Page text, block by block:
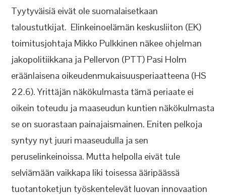
Tyytyväisiä eivät ole suomalaisetkaan
taloustutkijat. Elinkeinoelämän keskusliiton (EK)
toimitusjohtaja Mikko Pulkkinen näkee ohjelman
jakopolitiikkana ja Pellervon (PTT) Pasi Holm
eräänlaisena oikeudenmukaisuusperiaatteena (HS
22.6). Yrittäjän näkökulmasta tämä periaate ei
oikein toteudu ja maaseudun kuntien näkökulmasta
se on suorastaan painajaismainen. Eniten pelkoja
syntyy nyt juuri maaseudulla ja sen
peruselinkeinoissa. Mutta helpolla eivät tule
selviämään vaikkapa liki toisessa ääripäässä
tuotantoketjun työskentelevät luovan innovaation